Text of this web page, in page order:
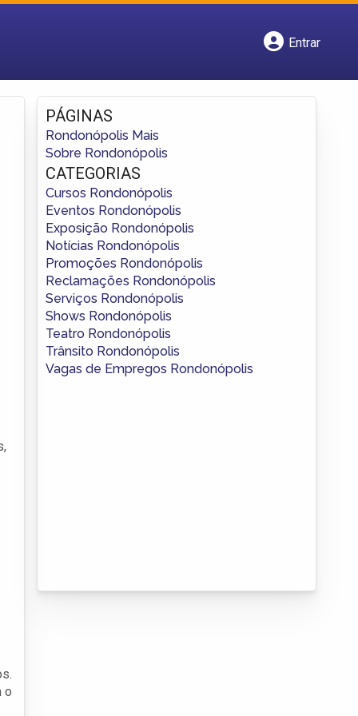
Entrar
o
PÁGINAS
Rondonópolis Mais
Sobre Rondonópolis
CATEGORIAS
Cursos Rondonópolis
Eventos Rondonópolis
Exposição Rondonópolis
Notícias Rondonópolis
Promoções Rondonópolis
Reclamações Rondonópolis
Serviços Rondonópolis
Shows Rondonópolis
Teatro Rondonópolis
Trânsito Rondonópolis
Vagas de Empregos Rondonópolis